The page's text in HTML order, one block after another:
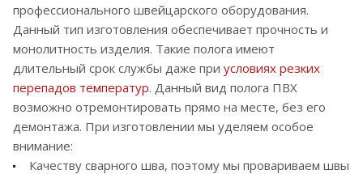
профессионального швейцарского оборудования.
Данный тип изготовления обеспечивает прочность и
монолитность изделия. Такие полога имеют
длительный срок службы даже при условиях резких
перепадов температур. Данный вид полога ПВХ
возможно отремонтировать прямо на месте, без его
демонтажа. При изготовлении мы уделяем особое
внимание:
Качеству сварного шва, поэтому мы провариваем швы